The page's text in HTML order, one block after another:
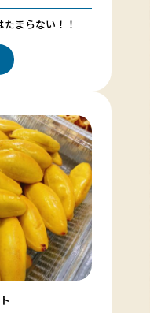
まらない！！